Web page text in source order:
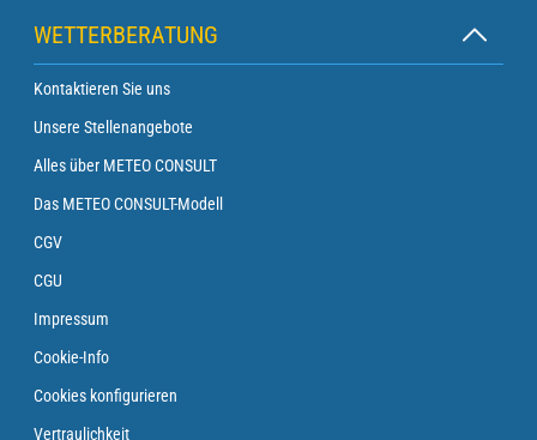
WETTERBERATUNG
Kontaktieren Sie uns
Unsere Stellenangebote
Alles über METEO CONSULT
Das METEO CONSULT-Modell
CGV
CGU
Impressum
Cookie-Info
Cookies konfigurieren
Vertraulichkeit